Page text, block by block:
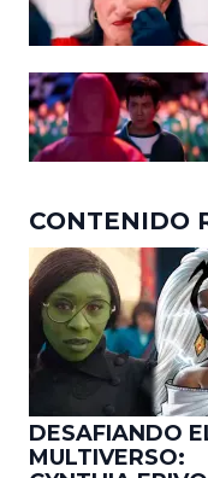
CONTENIDO
DESAFIANDO
MULTIVERSO: